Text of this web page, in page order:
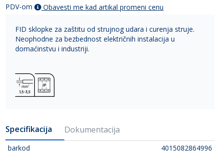
PDV-om
Obavesti me kad artikal promeni cenu
FID sklopke za zaštitu od strujnog udara i curenja struje.
Neophodne za bezbednost električnih instalacija u
domaćinstvu i industriji.
Specifikacija Dokumentacija
barkod 4015082864996